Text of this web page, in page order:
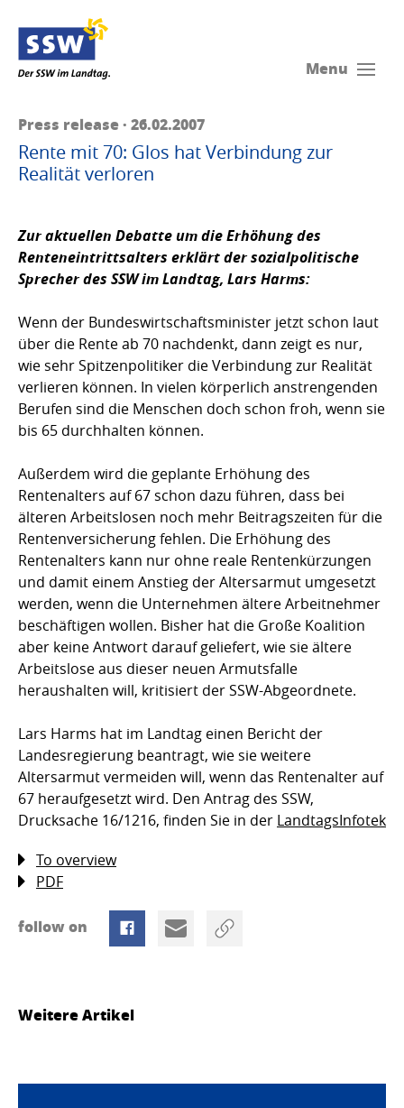
Menu
Press release · 26.02.2007
Rente mit 70: Glos hat Verbindung zur
Realität verloren
Zur aktuellen Debatte um die Erhöhung des
Renteneintrittsalters erklärt der sozialpolitische
Sprecher des SSW im Landtag, Lars Harms:
Wenn der Bundeswirtschaftsminister jetzt schon laut
über die Rente ab 70 nachdenkt, dann zeigt es nur,
wie sehr Spitzenpolitiker die Verbindung zur Realität
verlieren können. In vielen körperlich anstrengenden
Berufen sind die Menschen doch schon froh, wenn sie
bis 65 durchhalten können.
Außerdem wird die geplante Erhöhung des
Rentenalters auf 67 schon dazu führen, dass bei
älteren Arbeitslosen noch mehr Beitragszeiten für die
Rentenversicherung fehlen. Die Erhöhung des
Rentenalters kann nur ohne reale Rentenkürzungen
und damit einem Anstieg der Altersarmut umgesetzt
werden, wenn die Unternehmen ältere Arbeitnehmer
beschäftigen wollen. Bisher hat die Große Koalition
aber keine Antwort darauf geliefert, wie sie ältere
Arbeitslose aus dieser neuen Armutsfalle
heraushalten will, kritisiert der SSW-Abgeordnete.
Lars Harms hat im Landtag einen Bericht der
Landesregierung beantragt, wie sie weitere
Altersarmut vermeiden will, wenn das Rentenalter auf
67 heraufgesetzt wird. Den Antrag des SSW,
Drucksache 16/1216, finden Sie in der LandtagsInfotek
To overview
PDF
follow on
Weitere Artikel